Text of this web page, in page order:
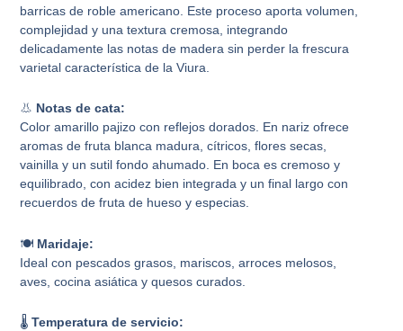
barricas de roble americano. Este proceso aporta volumen,
complejidad y una textura cremosa, integrando
delicadamente las notas de madera sin perder la frescura
varietal característica de la Viura.
👃 Notas de cata:
Color amarillo pajizo con reflejos dorados. En nariz ofrece
aromas de fruta blanca madura, cítricos, flores secas,
vainilla y un sutil fondo ahumado. En boca es cremoso y
equilibrado, con acidez bien integrada y un final largo con
recuerdos de fruta de hueso y especias.
🍽️ Maridaje:
Ideal con pescados grasos, mariscos, arroces melosos,
aves, cocina asiática y quesos curados.
🌡️Temperatura de servicio: